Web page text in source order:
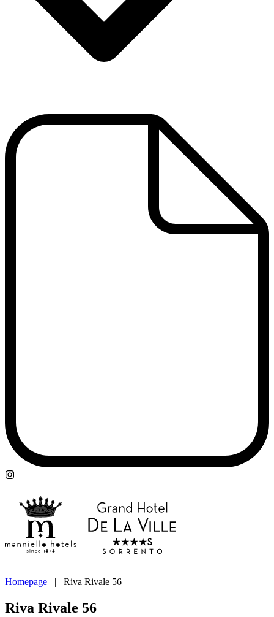
Homepage | Riva Rivale 56
Riva Rivale 56